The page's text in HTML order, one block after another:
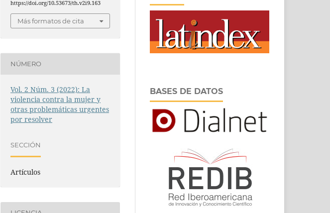
https://doi.org/10.53673/th.v2i9.163
Más formatos de cita
NÚMERO
Vol. 2 Núm. 3 (2022): La
violencia contra la mujer y
otras problemáticas urgentes
por resolver
SECCIÓN
Artículos
BASES DE DATOS